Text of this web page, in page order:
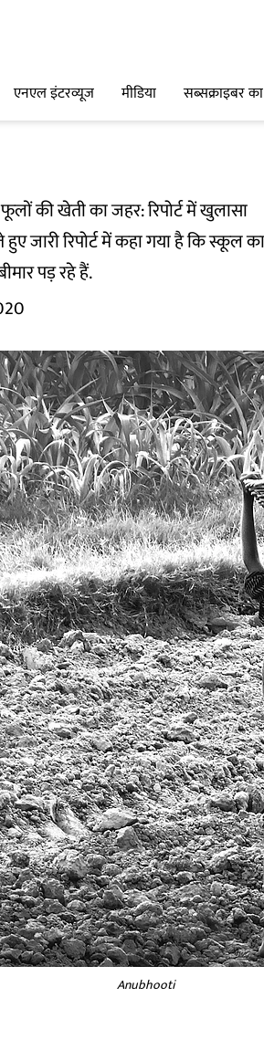
एनएल इंटरव्यूज मीडिया सब्सक्राइबर
की खेती का जहर: रिपोर्ट में खुलासा
हुए जारी रिपोर्ट में कहा गया है कि
पड़ रहे हैं.
Anubhooti